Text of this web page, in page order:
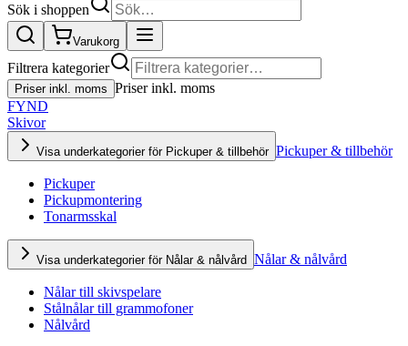
Sök i shoppen
Varukorg
Filtrera kategorier
Priser inkl. moms Priser inkl. moms
FYND
Skivor
Visa underkategorier för Pickuper & tillbehör Pickuper & tillbehör
Pickuper
Pickupmontering
Tonarmsskal
Visa underkategorier för Nålar & nålvård Nålar & nålvård
Nålar till skivspelare
Stålnålar till grammofoner
Nålvård